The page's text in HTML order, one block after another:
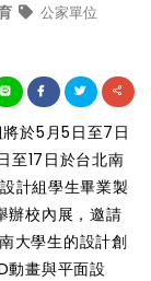
公家單位
於5月5日至7日
至17日於台北南
計組學生畢業製
辦校內展，邀請
大學生的設計創
動畫與平面設